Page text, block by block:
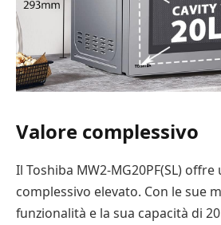
Valore complessivo
Il Toshiba MW2-MG20PF(SL)
complessivo elevato. Con le sue
funzionalità e la sua capacità di